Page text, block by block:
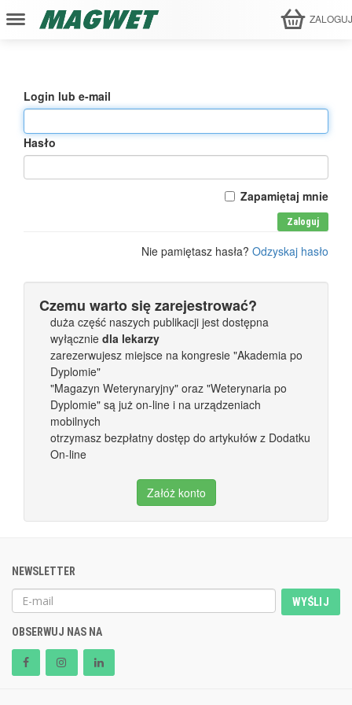
Login lub e-mail
Hasło
Zapamiętaj mnie
Zaloguj
Nie pamiętasz hasła? Odzyskaj hasło
Czemu warto się zarejestrować?
duża część naszych publikacji jest dostępna
wyłącznie dla lekarzy
zarezerwujesz miejsce na kongresie "Akademia po
Dyplomie"
"Magazyn Weterynaryjny" oraz "Weterynaria po
Dyplomie" są już on-line i na urządzeniach
mobilnych
otrzymasz bezpłatny dostęp do artykułów z Dodatku
On-line
Załóż konto
NEWSLETTER
WYŚLIJ
OBSERWUJ NAS NA